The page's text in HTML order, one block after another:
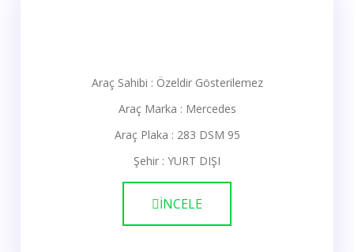
Araç Sahibi : Özeldir Gösterilemez
Araç Marka : Mercedes
Araç Plaka : 283 DSM 95
Şehir : YURT DIŞI
İNCELE